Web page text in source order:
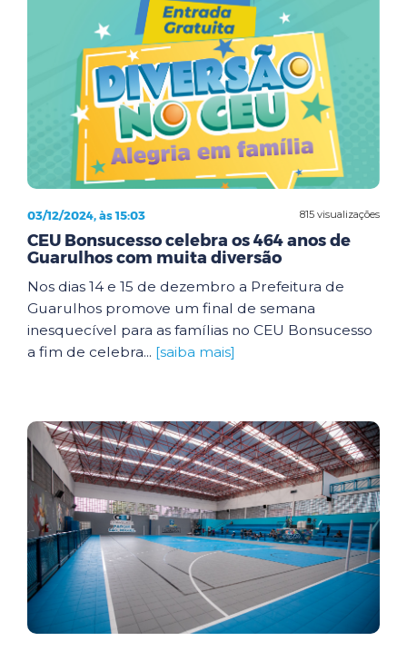
815 visualizações
03/12/2024, às 15:03
CEU Bonsucesso celebra os 464 anos de
Guarulhos com muita diversão
Nos dias 14 e 15 de dezembro a Prefeitura de
Guarulhos promove um final de semana
inesquecível para as famílias no CEU Bonsucesso
a fim de celebra... [saiba mais]